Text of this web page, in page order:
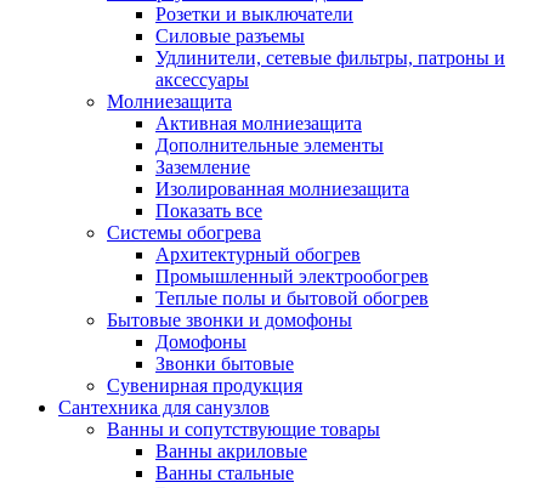
Розетки и выключатели
Силовые разъемы
Удлинители, сетевые фильтры, патроны и
аксессуары
Молниезащита
Активная молниезащита
Дополнительные элементы
Заземление
Изолированная молниезащита
Показать все
Системы обогрева
Архитектурный обогрев
Промышленный электрообогрев
Теплые полы и бытовой обогрев
Бытовые звонки и домофоны
Домофоны
Звонки бытовые
Сувенирная продукция
Сантехника для санузлов
Ванны и сопутствующие товары
Ванны акриловые
Ванны стальные